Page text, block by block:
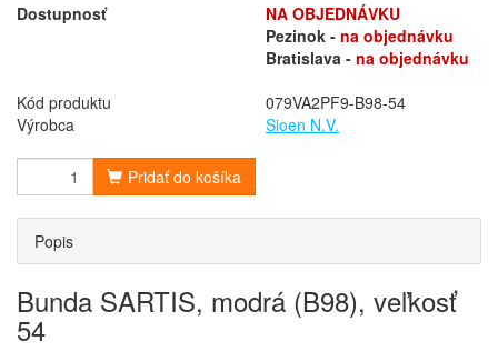
Dostupnosť
NA OBJEDNÁVKU
Pezinok - na objednávku
Bratislava - na objednávku
Kód produktu
079VA2PF9-B98-54
Výrobca
Sioen N.V.
Pridať do košíka
Popis
Bunda SARTIS, modrá (B98), veľkosť
54